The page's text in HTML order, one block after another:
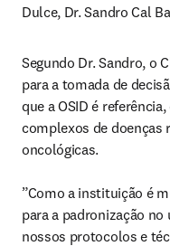
Dulce, Dr. Sandro Cal
Segundo Dr. Sandro, o
para a tomada de
que a OSID é
complexos de doenças
oncológicas.
”Como a instituição é
para a padronização
nossos protocolos e